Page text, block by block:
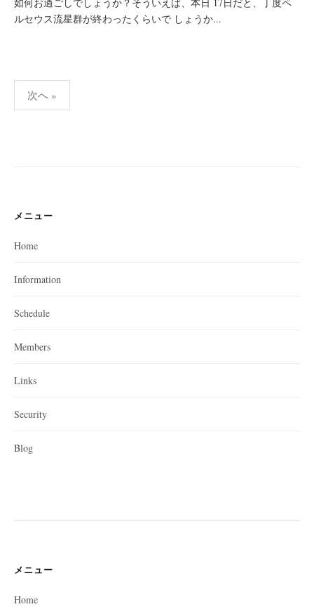
ルセウス流星群が終わったくらいで しょうか...
投
稿
送
り
次へ »
メニュー
Home
Information
Schedule
Members
Links
Security
Blog
メニュー
Home